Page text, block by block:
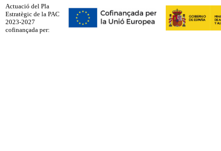
Actuació del Pla
Estratègic de la PAC
2023-2027
cofinançada per: